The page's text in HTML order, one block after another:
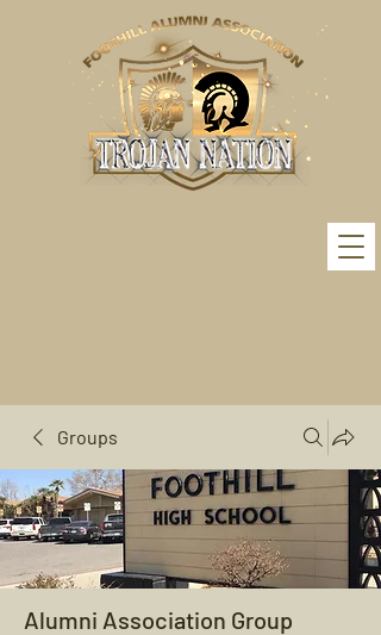
Groups
Alumni Association Group